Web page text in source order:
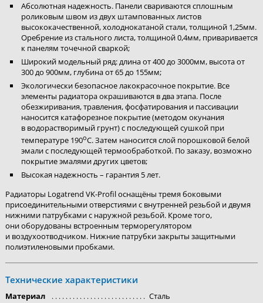
Абсолютная надежность. Панели свариваются сплошным
роликовым швом из двух штампованных листов
высококачественной, холоднокатаной стали, толщиной 1,25мм.
Оребрение из стального листа, толщиной 0,4мм, приваривается
к панелям точечной сваркой;
Широкий модельный ряд: длина от 400 до 3000мм, высота от
300 до 900мм, глубина от 65 до 155мм;
Экологически безопасное лакокрасочное покрытие. Все
элементы радиатора окрашиваются в два этапа. После
обезжиривания, травления, фосфатирования и пассивации
наносится катафорезное покрытие (методом окунания
в водорастворимый грунт) с последующей сушкой при
температуре 190оС. Затем наносится слой порошковой белой
эмали с последующей термообработкой. По заказу, возможно
покрытие эмалями других цветов;
Высокая надежность – гарантия 5 лет.
Радиаторы Logatrend VK-Profil оснащёны тремя боковыми
присоединительными отверстиями с внутренней резьбой и двумя
нижними патрубками с наружной резьбой. Кроме того,
они оборудованы встроенным терморегулятором
и воздухоотводчиком. Нижние патрубки закрыты защитными
полиэтиленовыми пробками.
Технические характеристики
Материал
Сталь